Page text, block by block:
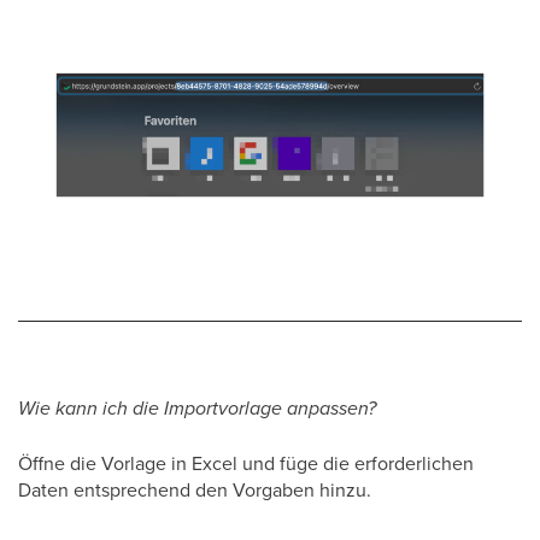
Wie kann ich die Importvorlage anpassen?
Öffne die Vorlage in Excel und füge die erforderlichen
Daten entsprechend den Vorgaben hinzu.